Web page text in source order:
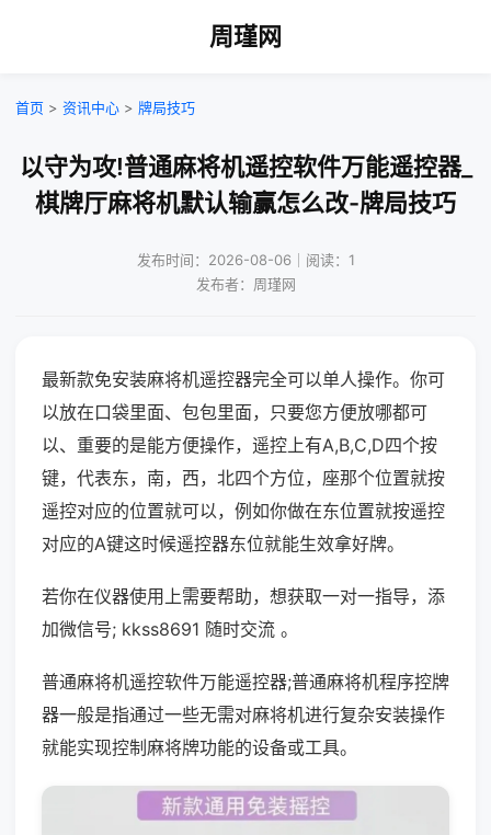
周瑾网
首页 > 资讯中心 > 牌局技巧
以守为攻!普通麻将机遥控软件万能遥控器_
棋牌厅麻将机默认输赢怎么改-牌局技巧
发布时间：2026-08-06｜阅读：1
发布者：周瑾网
最新款免安装麻将机遥控器完全可以单人操作。你可
以放在口袋里面、包包里面，只要您方便放哪都可
以、重要的是能方便操作，遥控上有A,B,C,D四个按
键，代表东，南，西，北四个方位，座那个位置就按
遥控对应的位置就可以，例如你做在东位置就按遥控
对应的A键这时候遥控器东位就能生效拿好牌。
若你在仪器使用上需要帮助，想获取一对一指导，添
加微信号; kkss8691 随时交流 。
普通麻将机遥控软件万能遥控器;普通麻将机程序控牌
器一般是指通过一些无需对麻将机进行复杂安装操作
就能实现控制麻将牌功能的设备或工具。